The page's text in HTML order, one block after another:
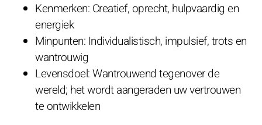
Kenmerken: Creatief, oprecht, hulpvaardig en
energiek
Minpunten: Individualistisch, impulsief, trots en
wantrouwig
Levensdoel: Wantrouwend tegenover de
wereld; het wordt aangeraden uw vertrouwen
te ontwikkelen